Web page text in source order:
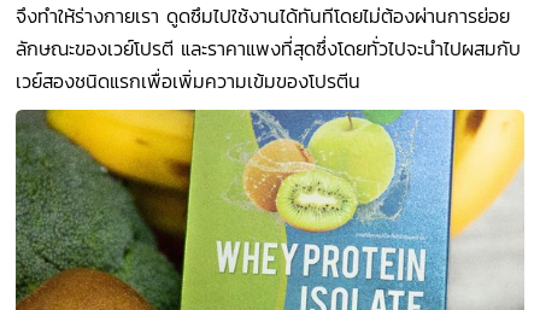
จึงทำให้ร่างกายเรา ดูดซึมไปใช้งานได้ทันทีโดยไม่ต้องผ่านการย่อย
ลักษณะของเวย์โปรตี และราคาแพงที่สุดซึ่งโดยทั่วไปจะนำไปผสมกับ
เวย์สองชนิดแรกเพื่อเพิ่มความเข้มของโปรตีน